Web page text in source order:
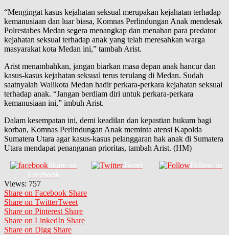
“Mengingat kasus kejahatan seksual merupakan kejahatan terhadap
kemanusiaan dan luar biasa, Komnas Perlindungan Anak mendesak
Polrestabes Medan segera menangkap dan menahan para predator
kejahatan seksual terhadap anak yang telah meresahkan warga
masyarakat kota Medan ini,” tambah Arist.
Arist menambahkan, jangan biarkan masa depan anak hancur dan
kasus-kasus kejahatan seksual terus terulang di Medan. Sudah
saatnyalah Walikota Medan hadir perkara-perkara kejahatan seksual
terhadap anak. “Jangan berdiam diri untuk perkara-perkara
kemanusiaan ini,” imbuh Arist.
Dalam kesempatan ini, demi keadilan dan kepastian hukum bagi
korban, Komnas Perlindungan Anak meminta atensi Kapolda
Sumatera Utara agar kasus-kasus pelanggaran hak anak di Sumatera
Utara mendapat penanganan prioritas, tambah Arist. (HM)
Share on
Facebook
Tweet Follow us
Views: 757
Share on Facebook Share
Share on TwitterTweet
Share on Pinterest Share
Share on LinkedIn Share
Share on Digg Share